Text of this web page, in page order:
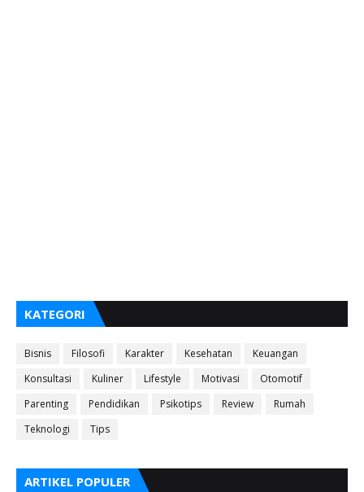
KATEGORI
Bisnis Filosofi Karakter Kesehatan
Keuangan
Konsultasi
Kuliner Lifestyle Motivasi
Otomotif
Parenting
Pendidikan Psikotips Review
Rumah
Teknologi
Tips
ARTIKEL POPULER